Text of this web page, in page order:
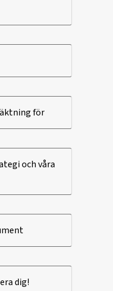
för
och våra
dig!